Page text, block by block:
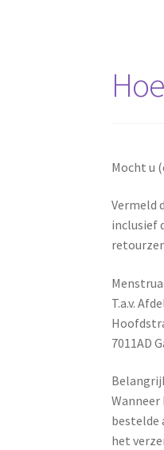
Mocht u
Vermeld
inclusief
T.a.v.
7011AD
bestelde
het